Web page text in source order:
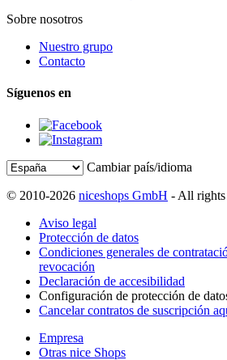
Sobre nosotros
Nuestro grupo
Contacto
Síguenos en
Cambiar país/idioma
© 2010-2026 niceshops GmbH - All rights
Aviso legal
Protección de datos
Condiciones generales de
revocación
Declaración de accesibilidad
Configuración de protección de
Cancelar contratos de suscripción
Empresa
Otras nice Shops